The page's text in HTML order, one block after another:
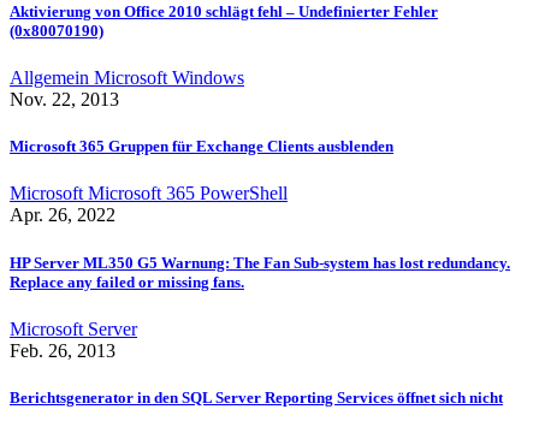
Aktivierung von Office 2010 schlägt fehl – Undefinierter Fehler
(0x80070190)
Allgemein Microsoft Windows
Nov. 22, 2013
Microsoft 365 Gruppen für Exchange Clients ausblenden
Microsoft Microsoft 365 PowerShell
Apr. 26, 2022
HP Server ML350 G5 Warnung: The Fan Sub-system has lost redundancy.
Replace any failed or missing fans.
Microsoft Server
Feb. 26, 2013
Berichtsgenerator in den SQL Server Reporting Services öffnet sich nicht